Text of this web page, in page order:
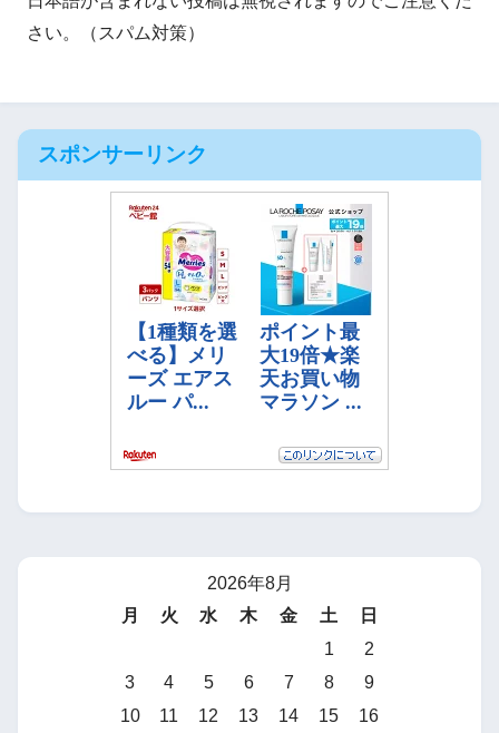
さい。（スパム対策）
スポンサーリンク
2026年8月
月
火 水 木 金 土
日
1
2
3
4 5 6 7 8
9
10
11 12 13 14 15
16